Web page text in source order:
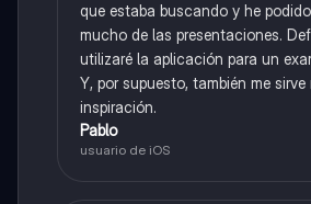
que estaba buscando y he
mucho de las presentaciones.
utilizaré la aplicación para un
Y, por supuesto, también me
inspiración.
Pablo
usuario de iOS